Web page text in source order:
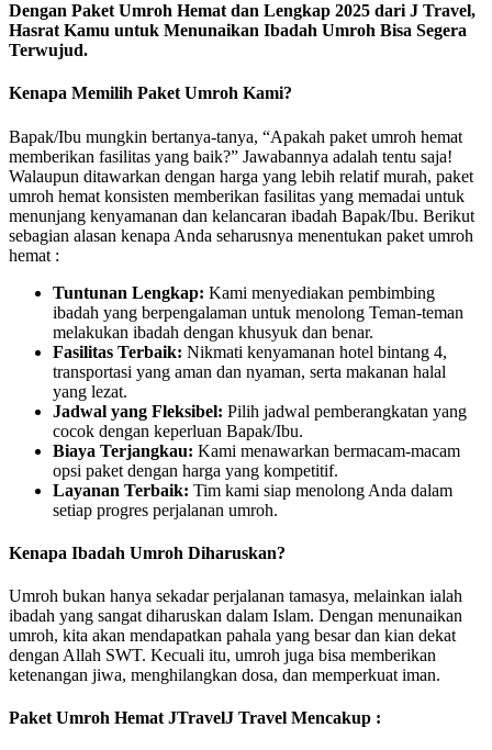
Dengan Paket Umroh Hemat dan Lengkap 2025 dari J Travel,
Hasrat Kamu untuk Menunaikan Ibadah Umroh Bisa Segera
Terwujud.
Kenapa Memilih Paket Umroh Kami?
Bapak/Ibu mungkin bertanya-tanya, “Apakah paket umroh hemat
memberikan fasilitas yang baik?” Jawabannya adalah tentu saja!
Walaupun ditawarkan dengan harga yang lebih relatif murah, paket
umroh hemat konsisten memberikan fasilitas yang memadai untuk
menunjang kenyamanan dan kelancaran ibadah Bapak/Ibu. Berikut
sebagian alasan kenapa Anda seharusnya menentukan paket umroh
hemat :
Tuntunan Lengkap: Kami menyediakan pembimbing
ibadah yang berpengalaman untuk menolong Teman-teman
melakukan ibadah dengan khusyuk dan benar.
Fasilitas Terbaik: Nikmati kenyamanan hotel bintang 4,
transportasi yang aman dan nyaman, serta makanan halal
yang lezat.
Jadwal yang Fleksibel: Pilih jadwal pemberangkatan yang
cocok dengan keperluan Bapak/Ibu.
Biaya Terjangkau: Kami menawarkan bermacam-macam
opsi paket dengan harga yang kompetitif.
Layanan Terbaik: Tim kami siap menolong Anda dalam
setiap progres perjalanan umroh.
Kenapa Ibadah Umroh Diharuskan?
Umroh bukan hanya sekadar perjalanan tamasya, melainkan ialah
ibadah yang sangat diharuskan dalam Islam. Dengan menunaikan
umroh, kita akan mendapatkan pahala yang besar dan kian dekat
dengan Allah SWT. Kecuali itu, umroh juga bisa memberikan
ketenangan jiwa, menghilangkan dosa, dan memperkuat iman.
Paket Umroh Hemat JTravelJ Travel Mencakup :